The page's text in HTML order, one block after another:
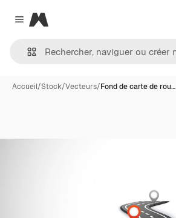
Close menu
Magnific
Accueil/Stock/Vecteurs/Fond de carte de rou…